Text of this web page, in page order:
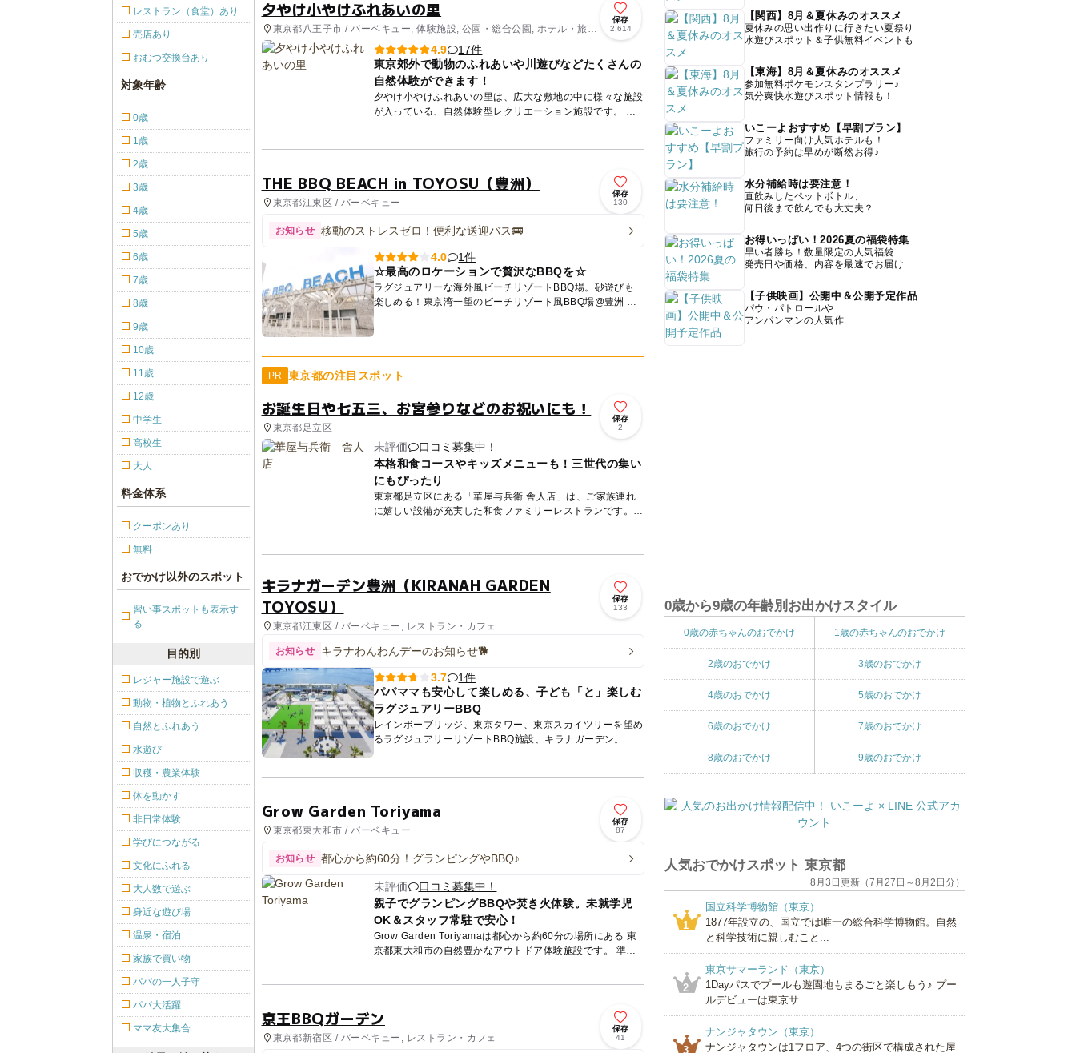
夕やけ小やけふれあいの里
東京都八王子市 / バーベキュー, 体験施設, 公園・総合公園, ホテル・旅
館, 自然体験・アクティビティ
保存
2,614
4.9
17件
東京郊外で動物のふれあいや川遊びなどたくさんの
自然体験ができます！
夕やけ小やけふれあいの里は、広大な敷地の中に様々な施設
が入っている、自然体験型レクリエーション施設です。 園
THE BBQ BEACH in TOYOSU（豊洲）
東京都江東区 / バーベキュー
保存
130
お知らせ 移動のストレスゼロ！便利な送迎バス🚌
4.0
1件
☆最高のロケーションで贅沢なBBQを☆
ラグジュアリーな海外風ビーチリゾートBBQ場。砂遊びも
楽しめる！東京湾一望のビーチリゾート風BBQ場@豊洲 豊
洲の先端に位置し、東京湾一望、日中はベイエリアの綺麗な
海を、夜...
PR 東京都の注目スポット
お誕生日や七五三、お宮参りなどのお祝いにも！
東京都足立区
保存
2
未評価
口コミ募集中！
本格和食コースやキッズメニューも！三世代の集い
にもぴったり
東京都足立区にある「華屋与兵衛 舎人店」は、ご家族連れ
に嬉しい設備が充実した和食ファミリーレストランです。
キラナガーデン豊洲（KIRANAH GARDEN
TOYOSU）
東京都江東区 / バーベキュー, レストラン・カフェ
保存
133
お知らせ キラナわんわんデーのお知らせ🐕
3.7
1件
パパママも安心して楽しめる、子ども「と」楽しむ
ラグジュアリーBBQ
レインボーブリッジ、東京タワー、東京スカイツリーを望め
るラグジュアリーリゾートBBQ施設、キラナガーデン。 冷
暖房が完備された屋内個室が魅力の「CABIN」エリア、ド...
Grow Garden Toriyama
東京都東大和市 / バーベキュー
保存
87
お知らせ 都心から約60分！グランピングやBBQ♪
未評価
口コミ募集中！
親子でグランピングBBQや焚き火体験。未就学児
OK＆スタッフ常駐で安心！
Grow Garden Toriyamaは都心から約60分の場所にある 東
京都東大和市の自然豊かなアウトドア体験施設です。 準
京王BBQガーデン
東京都新宿区 / バーベキュー, レストラン・カフェ
保存
41
レストラン（食堂）あり
売店あり
おむつ交換台あり
対象年齢
0歳
1歳
2歳
3歳
4歳
5歳
6歳
7歳
8歳
9歳
10歳
11歳
12歳
中学生
高校生
大人
料金体系
クーポンあり
無料
おでかけ以外のスポット
習い事スポットも表示す
る
目的別
レジャー施設で遊ぶ
動物・植物とふれあう
自然とふれあう
水遊び
収穫・農業体験
体を動かす
非日常体験
学びにつながる
文化にふれる
大人数で遊ぶ
身近な遊び場
温泉・宿泊
家族で買い物
パパの一人子守
パパ大活躍
ママ友大集合
【関西】8月＆夏休みのオススメ
夏休みの思い出作りに行きたい夏祭り
水遊びスポット＆子供無料イベントも
【東海】8月＆夏休みのオススメ
参加無料ポケモンスタンプラリー♪
気分爽快水遊びスポット情報も！
いこーよおすすめ【早割プラン】
ファミリー向け人気ホテルも！
旅行の予約は早めが断然お得♪
水分補給時は要注意！
直飲みしたペットボトル、
何日後まで飲んでも大丈夫？
お得いっぱい！2026夏の福袋特集
早い者勝ち！数量限定の人気福袋
発売日や価格、内容を最速でお届け
【子供映画】公開中＆公開予定作品
パウ・パトロールや
アンパンマンの人気作
0歳から9歳の年齢別お出かけスタイル
0歳の赤ちゃんのおでかけ 1歳の赤ちゃんのおでかけ
2歳のおでかけ 3歳のおでかけ
4歳のおでかけ 5歳のおでかけ
6歳のおでかけ 7歳のおでかけ
8歳のおでかけ 9歳のおでかけ
人気おでかけスポット 東京都
8月3日更新（7月27日～8月2日分）
1
国立科学博物館（東京）
1877年設立の、国立では唯一の総合科学博物館。自然
と科学技術に親しむこと...
2
東京サマーランド（東京）
1Dayパスでプールも遊園地もまるごと楽しもう♪ プー
ルデビューは東京サ...
3
ナンジャタウン（東京）
ナンジャタウンは1フロア、4つの街区で構成された屋